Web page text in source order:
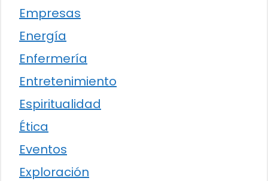
Empresas
Energía
Enfermería
Entretenimiento
Espiritualidad
Ética
Eventos
Exploración